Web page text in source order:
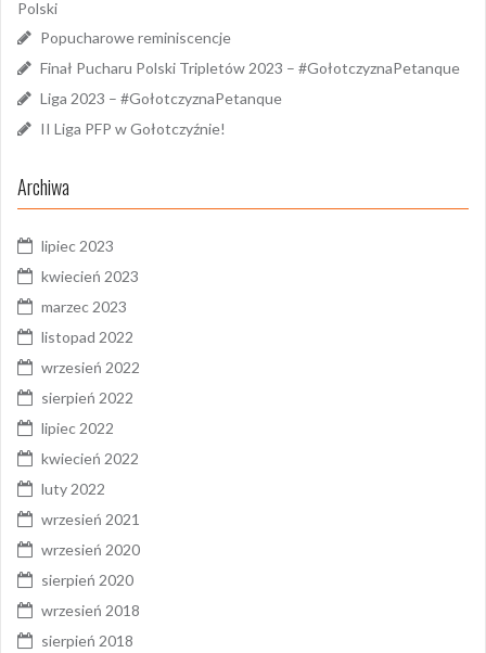
Polski
Popucharowe reminiscencje
Finał Pucharu Polski Tripletów 2023 – #GołotczyznaPetanque
Liga 2023 – #GołotczyznaPetanque
II Liga PFP w Gołotczyźnie!
Archiwa
lipiec 2023
kwiecień 2023
marzec 2023
listopad 2022
wrzesień 2022
sierpień 2022
lipiec 2022
kwiecień 2022
luty 2022
wrzesień 2021
wrzesień 2020
sierpień 2020
wrzesień 2018
sierpień 2018